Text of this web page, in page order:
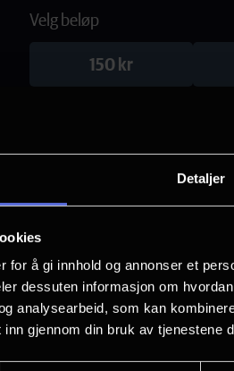
Detaljer
for å gi innhold og annonser et
dessuten informasjon om
analysearbeid, som kan
gjennom din bruk av tjenestene
Velg beløp
150 kr
- +
Dette er et digitalt gavekort og er